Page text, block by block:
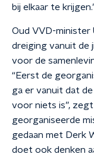
bij elkaar te
Oud VVD-minister
dreiging vanuit de
voor de
“Eerst de
ga er vanuit dat
voor niets is”, zegt
georganiseerde
gedaan met Derk
doet ook denken